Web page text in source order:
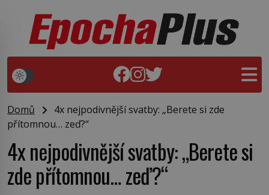
Domů
4x nejpodivnější svatby: „Berete si zde
přítomnou… zeď?“
4x nejpodivnější svatby: „Berete si
zde přítomnou… zeď?“